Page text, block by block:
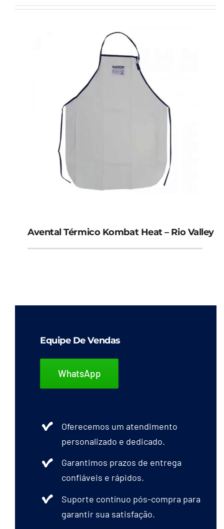
Avental Térmico Kombat Heat – Rio Valley
Equipe De Vendas
WhatsApp
Oferecemos um atendimento
personalizado e dedicado.
Garantimos prazos de entrega
confiáveis e rápidos.
Suporte contínuo pós-compra para
garantir sua satisfação.